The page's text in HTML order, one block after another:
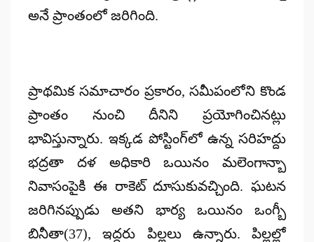
అనే ప్రాంతంలో జరిగింది.
ప్రాథమిక సమాచారం ప్రకారం, సమీపంలోని కొండ
ప్రాంతం నుంచి దీనిని ప్రయోగించినట్లు
భావిస్తున్నారు. ఇక్కడ పోస్టింగ్‌లో ఉన్న సరిహద్దు
భద్రతా దళ అధికారి ఒయినం మలెంగాన్బా
నివాసంపైకి ఈ రాకెట్ దూసుకువచ్చింది. ఘటన
జరిగినప్పుడు అతని భార్య ఒయినం ఒంగ్బీ
బినీతా(37), ఇద్దరు పిల్లలు ఉన్నారు. పిల్లల్లో